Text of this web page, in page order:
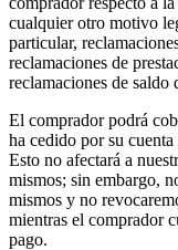
cualquier otro motivo
particular,
reclamaciones de
reclamaciones de saldo
El comprador podrá
ha cedido por su
Esto no afectará a
mismos; sin embargo,
mismos y no
mientras el comprador
pago.